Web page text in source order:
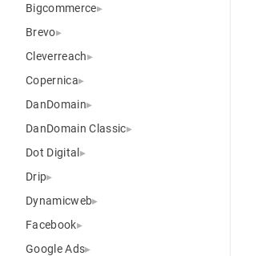
Bigcommerce
Brevo
Cleverreach
Copernica
DanDomain
DanDomain Classic
Dot Digital
Drip
Dynamicweb
Facebook
Google Ads